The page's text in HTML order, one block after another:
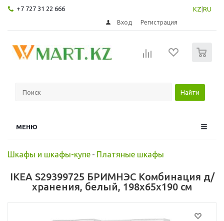
+7 727 31 22 666 KZ RU
Вход Регистрация
Найти
МЕНЮ
Шкафы и шкафы-купе - Платяные шкафы
IKEA S29399725 БРИМНЭС Комбинация д/
хранения, белый, 198x65x190 см